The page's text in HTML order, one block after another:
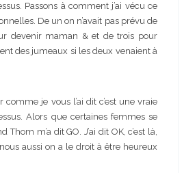
Passons à comment j’ai vécu ce
De un on n’avait pas prévu de
devenir maman & et de trois pour
des jumeaux si les deux venaient à
je vous l’ai dit c’est une vraie
Alors que certaines femmes se
m’a dit GO. J’ai dit OK, c’est là,
aussi on a le droit à être heureux